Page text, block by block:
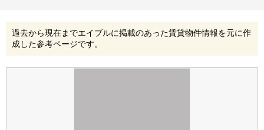
過去から現在までエイブルに掲載のあった賃貸物件情報を元に作
成した参考ページです。